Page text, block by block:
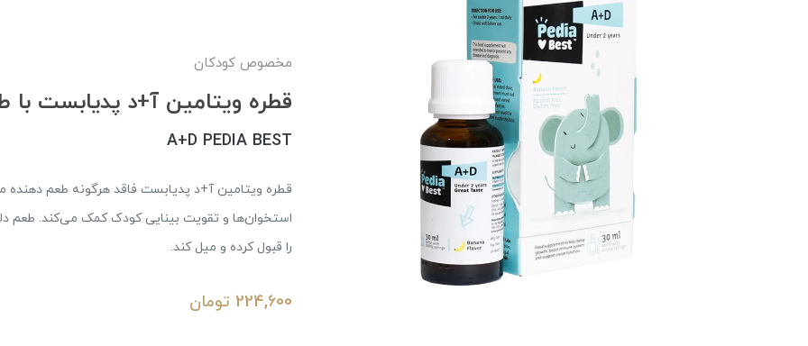
مخصوص کودکان
قطره ویتامین آ+د پدیابست با طعم موز
A+D PEDIA BEST
قطره ویتامین آ+د پدیابست فاقد هرگونه طعم
استخوان‌ها و تقویت بینایی کودک کمک می‌کند. طعم
را قبول کرده و میل کند.
224,600 تومان